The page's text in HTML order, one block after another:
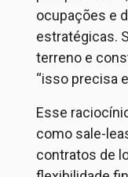
ocupações e
estratégicas.
terreno e
“isso precisa
Esse
como sale-
contratos de